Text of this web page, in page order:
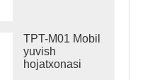
TPT-M01 Mobil
yuvish
hojatxonasi